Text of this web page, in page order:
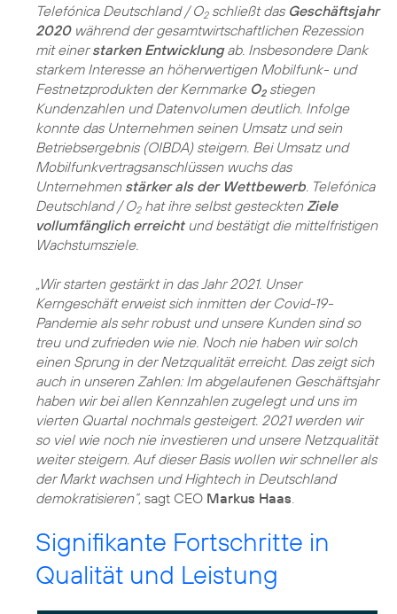
Telefónica Deutschland / O2schließt das Geschäftsjahr
2020während der gesamt­wirtschaftlichen Rezession
mit einerstarken Entwicklungab. Insbesondere Dank
starkem Interesse an höherwertigen Mobilfunk- und
Festnetzprodukten der Kernmarke O2stiegen
Kundenzahlen und Datenvolumen deutlich. Infolge
konnte das Unternehmen seinen Umsatz und sein
Betriebsergebnis (OIBDA) steigern. Bei Umsatz und
Mobilfunkvertragsanschlüssen wuchs das
Unternehmen stärker als der Wettbewerb . Telefónica
Deutschland / O2hat ihre selbst gesteckten Ziele
vollumfänglich erreichtund bestätigt die mittelfristigen
Wachstumsziele.
„Wir starten gestärkt in das Jahr 2021. Unser
Kerngeschäft erweist sich inmitten der Covid-19-
Pandemie als sehr robust und unsere Kunden sind so
treu und zufrieden wie nie. Noch nie haben wir solch
einen Sprung in der Netzqualität erreicht. Das zeigt sich
auch in unseren Zahlen: Im abgelaufenen Geschäftsjahr
haben wir bei allen Kennzahlen zugelegt und uns im
vierten Quartal nochmals gesteigert. 2021 werden wir
so viel wie noch nie investieren und unsere Netzqualität
weiter steigern. Auf dieser Basis wollen wir schneller als
der Markt wachsen und Hightech in Deutschland
demokratisieren“, sagt CEO Markus Haas
Signifikante Fortschritte in
Qualität und Leistung